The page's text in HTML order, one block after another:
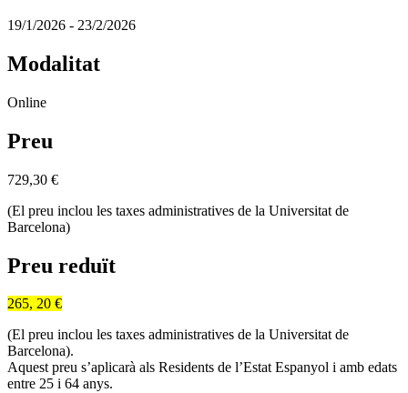
19/1/2026 - 23/2/2026
Modalitat
Online
Preu
729,30 €
(El preu inclou les taxes administratives de la Universitat de
Barcelona)
Preu reduït
265, 20 €
(El preu inclou les taxes administratives de la Universitat de
Barcelona).
Aquest preu s’aplicarà als Residents de l’Estat Espanyol i amb edats
entre 25 i 64 anys.